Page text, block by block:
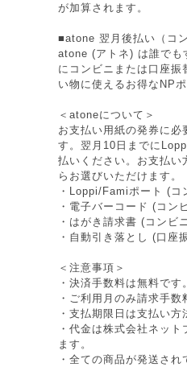
が加算されます。
■atone 翌月後払い（コン
atone (アトネ) は誰でも
にコンビニまたは口座
い物に使えるお得なNP
＜atoneについて＞
お支払い用紙の発券に必
す。翌月10日までに
払いください。お支払い
らお選びいただけます。
・Loppi/Famiポート (
・電子バーコード (コン
・はがき請求書 (コンビ
・自動引き落とし (口座
＜注意事項＞
・決済手数料は無料です。
・ご利用月のみ請求手
・支払期限日は支払い方
・代金は株式会社ネッ
ます。
・全ての商品が発送され